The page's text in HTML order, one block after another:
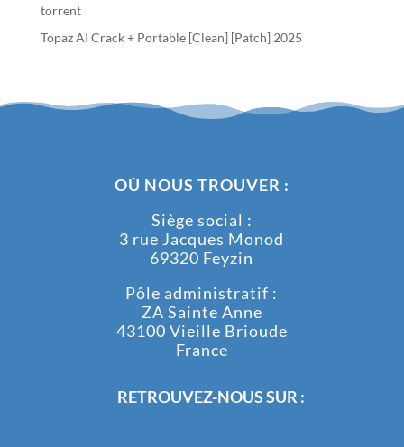
torrent
Topaz AI Crack + Portable [Clean] [Patch] 2025
OÙ NOUS TROUVER :
Siège social :
3 rue Jacques Monod
69320 Feyzin
Pôle administratif :
ZA Sainte Anne
43100 Vieille Brioude
France
RETROUVEZ-NOUS SUR :